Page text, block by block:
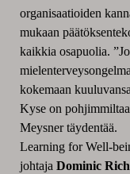
organisaatioiden
mukaan
kaikkia osapuolia.
kokemaan
Kyse on
Meysner täydentää.
Learning for Well-
johtaja Dominic